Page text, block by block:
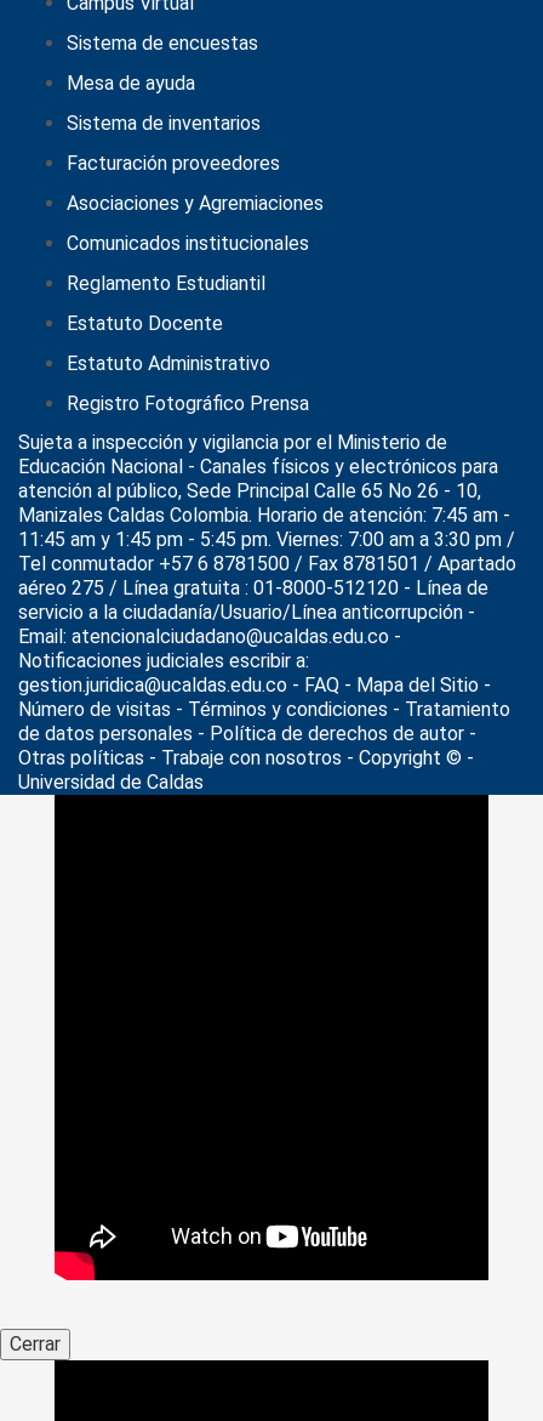
Sistema de encuestas
Mesa de ayuda
Sistema de inventarios
Facturación proveedores
Asociaciones y Agremiaciones
Comunicados institucionales
Reglamento Estudiantil
Estatuto Docente
Estatuto Administrativo
Registro Fotográfico Prensa
Sujeta a inspección y vigilancia por el Ministerio de
Educación Nacional - Canales físicos y electrónicos para
atención al público, Sede Principal Calle 65 No 26 - 10,
Manizales Caldas Colombia. Horario de atención: 7:45 am -
11:45 am y 1:45 pm - 5:45 pm. Viernes: 7:00 am a 3:30 pm /
Tel conmutador +57 6 8781500 / Fax 8781501 / Apartado
aéreo 275 / Línea gratuita : 01-8000-512120 - Línea de
servicio a la ciudadanía/Usuario/Línea anticorrupción -
Email: atencionalciudadano@ucaldas.edu.co -
Notificaciones judiciales escribir a:
gestion.juridica@ucaldas.edu.co - FAQ - Mapa del Sitio -
Número de visitas - Términos y condiciones - Tratamiento
de datos personales - Política de derechos de autor -
Otras políticas - Trabaje con nosotros - Copyright © -
Universidad de Caldas
Cerrar